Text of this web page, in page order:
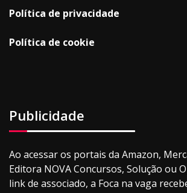
Política de privacidade
Política de cookie
Publicidade
Ao acessar os portais da Amazon,
Editora NOVA Concursos, Solução ou
link de associado, a Foca na vaga